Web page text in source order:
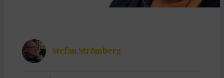
Stefan Strömberg